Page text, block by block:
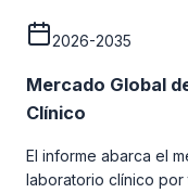
2026-2035
Mercado Global
Clínico
El informe abarca el
laboratorio clínico